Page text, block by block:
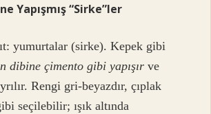
Yapışmış “Sirke”ler
yumurtalar (sirke). Kepek gibi
dibine çimento gibi yapışır ve
Rengi gri-beyazdır, çıplak
seçilebilir; ışık altında